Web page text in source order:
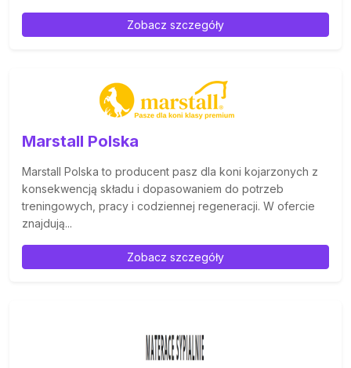
Zobacz szczegóły
Marstall Polska
Marstall Polska to producent pasz dla koni kojarzonych z
konsekwencją składu i dopasowaniem do potrzeb
treningowych, pracy i codziennej regeneracji. W ofercie
znajdują...
Zobacz szczegóły